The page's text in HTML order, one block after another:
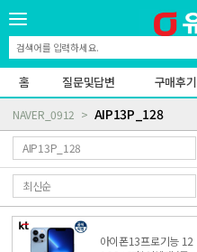
홈 질문및답변 구매후기
NAVER_0912 AIP13P_128
아이폰13프로기능 12